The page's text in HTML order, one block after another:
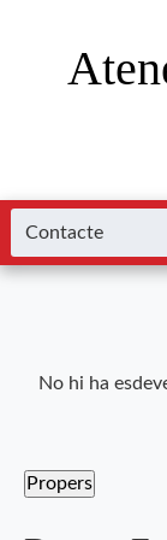
No hi ha
Propers